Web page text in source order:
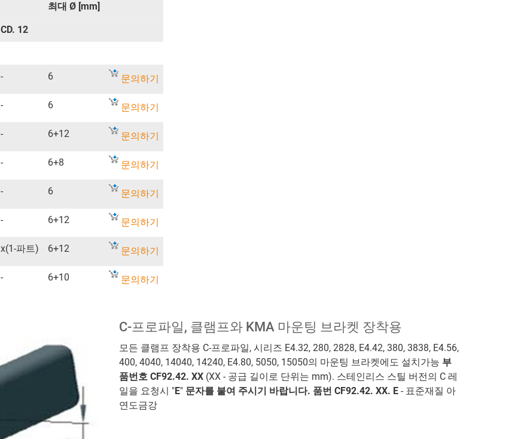
최대 Ø [mm]
CD. 12
- 6 문의하기
- 6 문의하기
- 6+12 문의하기
- 6+8 문의하기
- 6 문의하기
- 6+12 문의하기
x(1-파트) 6+12 문의하기
- 6+10 문의하기
C-프로파일, 클램프와 KMA 마운팅 브라켓 장착용
모든 클램프 장착용 C-프로파일, 시리즈 E4.32, 280, 2828, E4.42, 380, 3838, E4.56,
400, 4040, 14040, 14240, E4.80, 5050, 15050의 마운팅 브라켓에도 설치가능 부
품번호 CF92.42. XX (XX - 공급 길이로 단위는 mm). 스테인리스 스틸 버전의 C 레
일을 요청시 "E" 문자를 붙여 주시기 바랍니다. 품번 CF92.42. XX. E - 표준재질 아
연도금강